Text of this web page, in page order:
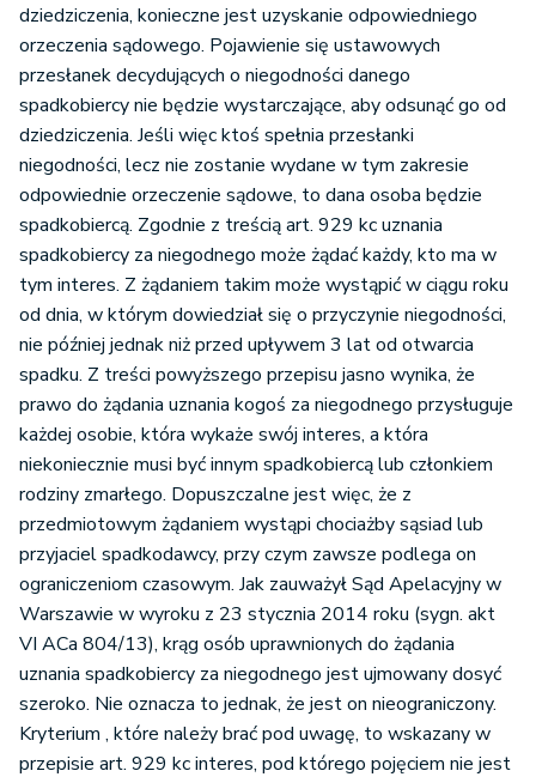
dziedziczenia, konieczne jest uzyskanie odpowiedniego
orzeczenia sądowego. Pojawienie się ustawowych
przesłanek decydujących o niegodności danego
spadkobiercy nie będzie wystarczające, aby odsunąć go od
dziedziczenia. Jeśli więc ktoś spełnia przesłanki
niegodności, lecz nie zostanie wydane w tym zakresie
odpowiednie orzeczenie sądowe, to dana osoba będzie
spadkobiercą. Zgodnie z treścią art. 929 kc uznania
spadkobiercy za niegodnego może żądać każdy, kto ma w
tym interes. Z żądaniem takim może wystąpić w ciągu roku
od dnia, w którym dowiedział się o przyczynie niegodności,
nie później jednak niż przed upływem 3 lat od otwarcia
spadku. Z treści powyższego przepisu jasno wynika, że
prawo do żądania uznania kogoś za niegodnego przysługuje
każdej osobie, która wykaże swój interes, a która
niekoniecznie musi być innym spadkobiercą lub członkiem
rodziny zmarłego. Dopuszczalne jest więc, że z
przedmiotowym żądaniem wystąpi chociażby sąsiad lub
przyjaciel spadkodawcy, przy czym zawsze podlega on
ograniczeniom czasowym. Jak zauważył Sąd Apelacyjny w
Warszawie w wyroku z 23 stycznia 2014 roku (sygn. akt
VI ACa 804/13), krąg osób uprawnionych do żądania
uznania spadkobiercy za niegodnego jest ujmowany dosyć
szeroko. Nie oznacza to jednak, że jest on nieograniczony.
Kryterium , które należy brać pod uwagę, to wskazany w
przepisie art. 929 kc interes, pod którego pojęciem nie jest